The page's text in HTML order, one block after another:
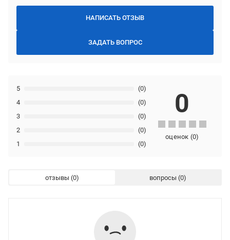
НАПИСАТЬ ОТЗЫВ
ЗАДАТЬ ВОПРОС
1 (0)
2 (0)
3 (0)
4 (0)
5 (0)
0
оценок (0)
отзывы вопросы